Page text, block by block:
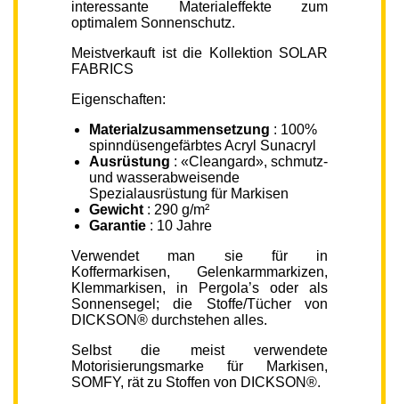
interessante Materialeffekte zum
optimalem Sonnenschutz.
Meistverkauft ist die Kollektion SOLAR
FABRICS
Eigenschaften:
Materialzusammensetzung : 100%
spinndüsengefärbtes Acryl Sunacryl
Ausrüstung : «Cleangard», schmutz-
und wasserabweisende
Spezialausrüstung für Markisen
Gewicht : 290 g/m²
Garantie : 10 Jahre
Verwendet man sie für in
Koffermarkisen, Gelenkarmmarkizen,
Klemmarkisen, in Pergola’s oder als
Sonnensegel; die Stoffe/Tücher von
DICKSON® durchstehen alles.
Selbst die meist verwendete
Motorisierungsmarke für Markisen,
SOMFY, rät zu Stoffen von DICKSON®.